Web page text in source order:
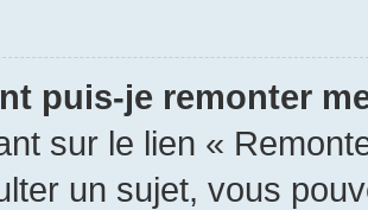
puis-je remonter
sur le lien «
un sujet, vous